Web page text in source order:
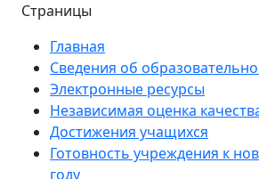
Страницы
Главная
Сведения об
Электронные ресурсы
Независимая оценка
Достижения учащихся
Готовность учреждения к
году